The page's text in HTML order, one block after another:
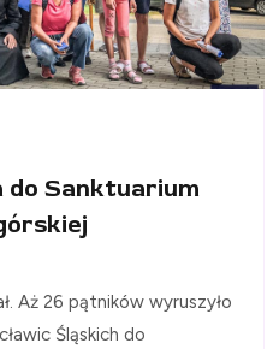
do Sanktuarium
Aż 26 pątników wyruszyło
Śląskich do